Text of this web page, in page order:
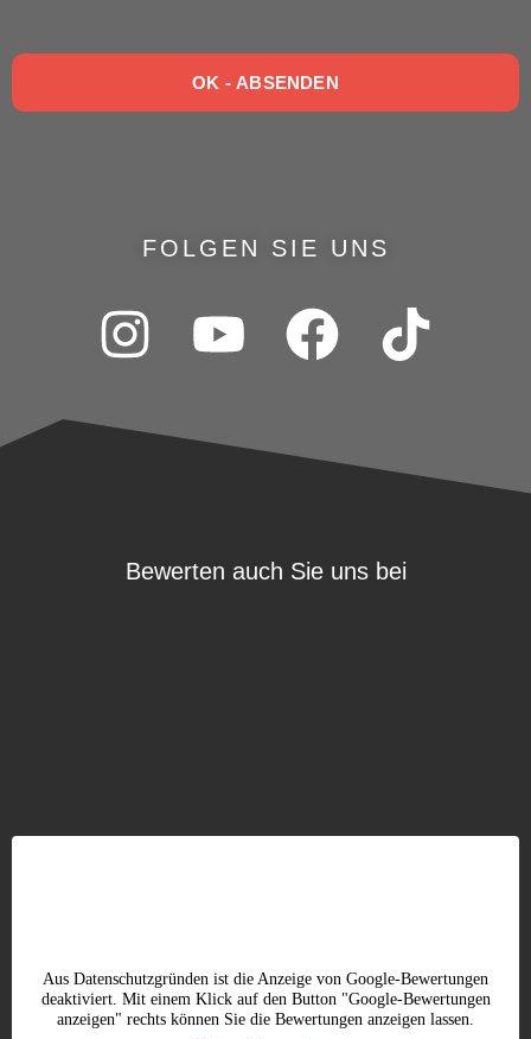
OK - ABSENDEN
FOLGEN SIE UNS
Bewerten auch Sie uns bei
Aus Datenschutzgründen ist die Anzeige von Google-Bewertungen
deaktiviert. Mit einem Klick auf den Button "Google-Bewertungen
anzeigen" rechts können Sie die Bewertungen anzeigen lassen.